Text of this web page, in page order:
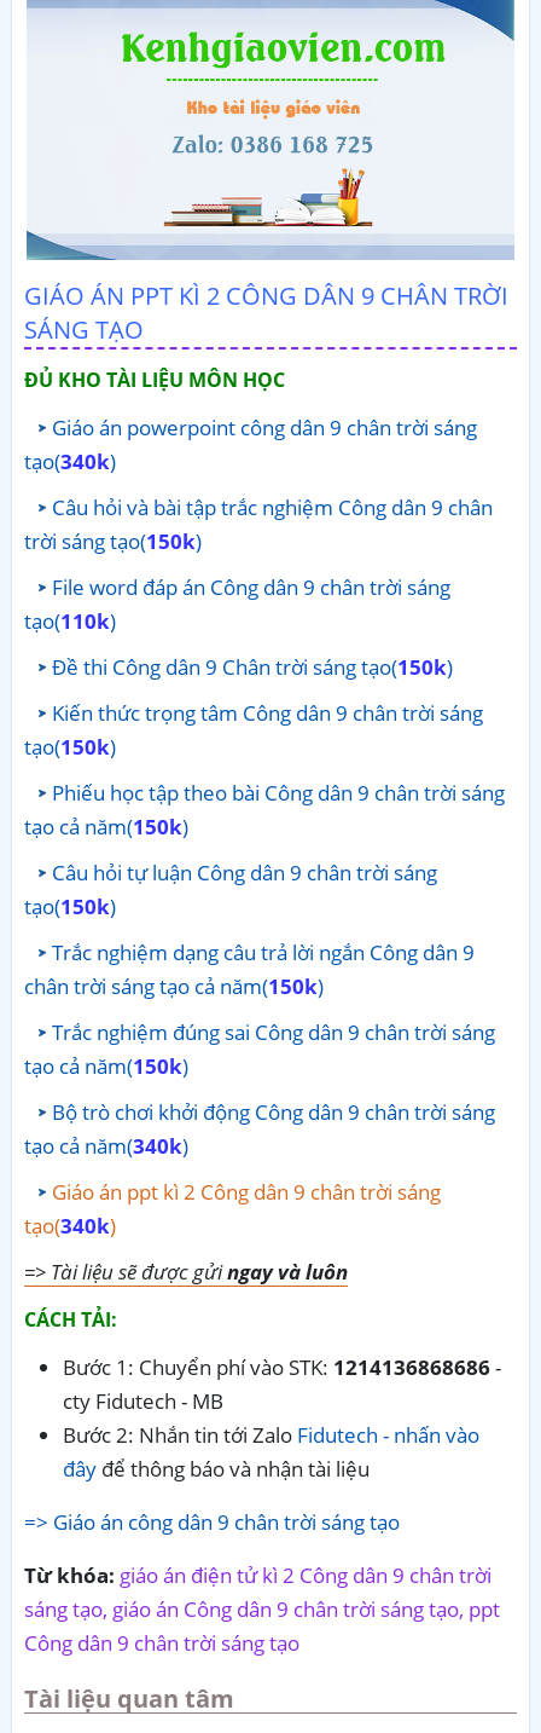
GIÁO ÁN PPT KÌ 2 CÔNG DÂN 9 CHÂN TRỜI
SÁNG TẠO
ĐỦ KHO TÀI LIỆU MÔN HỌC
Giáo án powerpoint công dân 9 chân trời sáng
tạo(340k)
Câu hỏi và bài tập trắc nghiệm Công dân 9 chân
trời sáng tạo(150k)
File word đáp án Công dân 9 chân trời sáng
tạo(110k)
Đề thi Công dân 9 Chân trời sáng tạo(150k)
Kiến thức trọng tâm Công dân 9 chân trời sáng
tạo(150k)
Phiếu học tập theo bài Công dân 9 chân trời sáng
tạo cả năm(150k)
Câu hỏi tự luận Công dân 9 chân trời sáng
tạo(150k)
Trắc nghiệm dạng câu trả lời ngắn Công dân 9
chân trời sáng tạo cả năm(150k)
Trắc nghiệm đúng sai Công dân 9 chân trời sáng
tạo cả năm(150k)
Bộ trò chơi khởi động Công dân 9 chân trời sáng
tạo cả năm(340k)
Giáo án ppt kì 2 Công dân 9 chân trời sáng
tạo(340k)
=> Tài liệu sẽ được gửingay và luôn
CÁCH TẢI:
Bước 1: Chuyển phí vào STK: 1214136868686-
cty Fidutech - MB
Bước 2: Nhắn tin tới Zalo Fidutech - nhấn vào
đây để thông báo và nhận tài liệu
=> Giáo án công dân 9 chân trời sáng tạo
Từ khóa: giáo án điện tử kì 2 Công dân 9 chân trời
sáng tạo, giáo án Công dân 9 chân trời sáng tạo, ppt
Công dân 9 chân trời sáng tạo
Tài liệu quan tâm